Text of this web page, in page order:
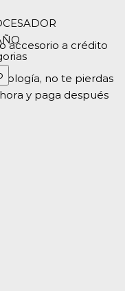
accesorio a crédito
no te pierdas
y paga después